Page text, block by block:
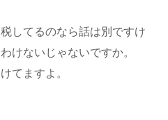
してるのなら話は別ですけ
けないじゃないですか。
てますよ。